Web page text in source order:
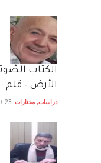
الكتاب
الأرض – قلم
دراسات, مختارات 23 فبراير، 2023